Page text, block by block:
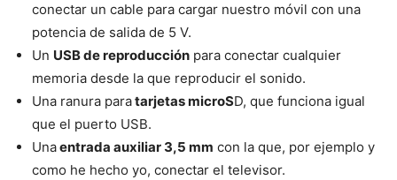
conectar un cable para cargar nuestro móvil con una
potencia de salida de 5 V.
Un USB de reproducción para conectar cualquier
memoria desde la que reproducir el sonido.
Una ranura paratarjetas microSD, que funciona igual
que el puerto USB.
Unaentrada auxiliar 3,5 mm con la que, por ejemplo y
como he hecho yo, conectar el televisor.